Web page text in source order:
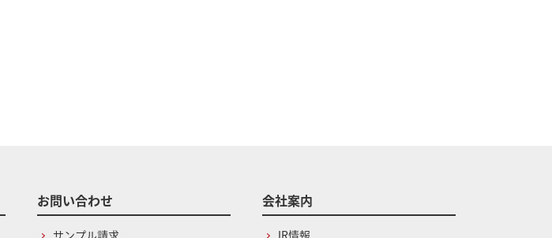
お問い合わせ
サンプル請求
会社案内
IR情報